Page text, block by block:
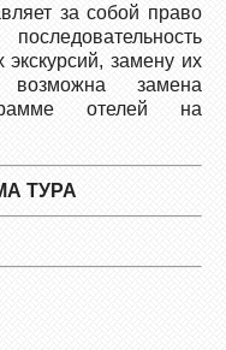
за собой право
замену их
замена
отелей на
ТУРА